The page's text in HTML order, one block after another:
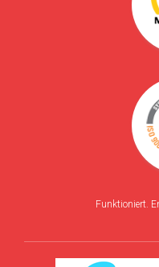
Funktioniert.